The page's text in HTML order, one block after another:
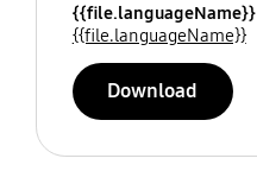
{{file.languageName}}
{{file.languageName}}
Download